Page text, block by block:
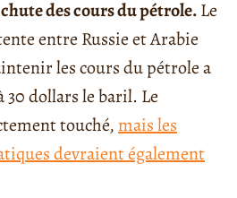
des cours du pétrole.Le
entre Russie et Arabie
les cours du pétrole a
30 dollars le baril. Le
touché,mais les
devraient également